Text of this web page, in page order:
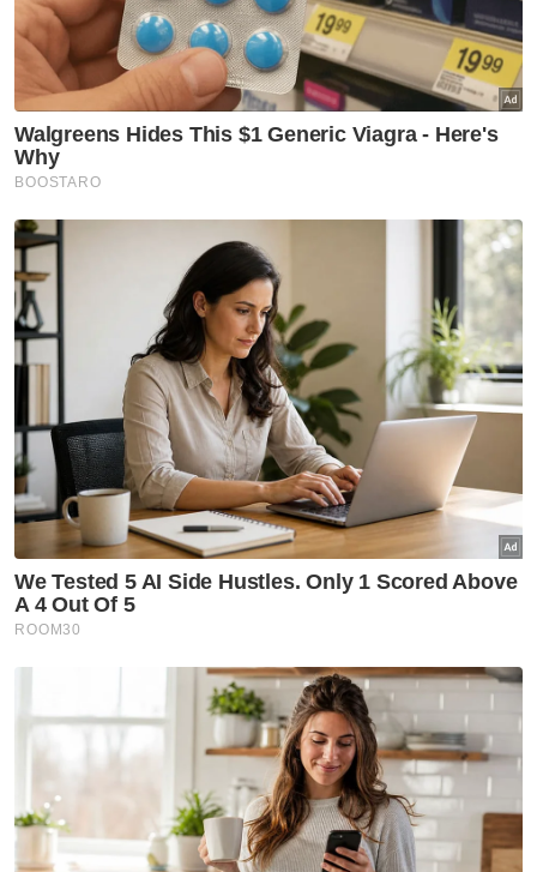
Pertanian
Nasional
MGB sempurnakan majlis 'roof
topping' Pangsapuri Saujana
Indah
Nasional
90 peratus pelajar UniMAIWP
ditawarkan bantuan am
pelajaran sehingga RM10,000
setahun
Nasional
Ahmad Maslan ‘bersilat’ di kafe
Karangkraf, jamu NGAM petai
selambak
Allahyarham Mana Sikana
dinobat penerima Anugerah
Sastera Negara ke-16